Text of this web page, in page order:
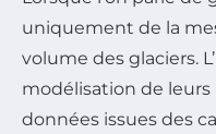
uniquement de la
volume des glaciers.
modélisation de leurs
données issues des